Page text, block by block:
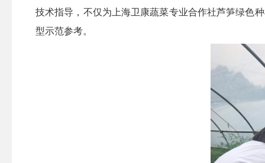
技术指导，不仅为上海卫康蔬菜专业合作社芦笋绿色
型示范参考。